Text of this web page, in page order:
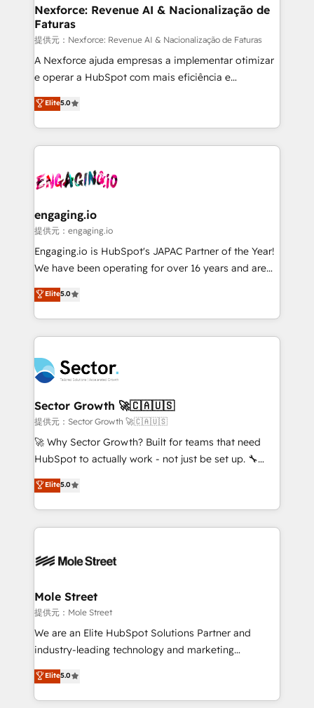
Station, Freshdesk, Intercom, and more. Custom
objects, automations, and integrations built for
growth. 🚀 AI-Driven GTM Orchestration Unify
HubSpot with LinkedIn, WhatsApp, email, paid
media, and AI voice to drive pipeline. 🤖 AI Custom
prospecting, follow-ups, service triage, and
knowledge retrieval—built in HubSpot. ⚡ Fast-Track
advanced optimization & adoption 📍 São Paulo, BR
• Des Moines, IA • New York, NY
Nexforce: Revenue AI & Nacionalização de
Faturas
提供元：Nexforce: Revenue AI & Nacionalização de Faturas
A Nexforce ajuda empresas a implementar otimizar
e operar a HubSpot com mais eficiência e
previsibilidade de receita. Combinamos Revenue
Operations (RevOps) e Inteligência Artificial para
estruturar processos integrar sistemas organizar
dados e automatizar operações. O objetivo é
operacional de receita conectando equipes
Também somos distribuidores oficiais da HubSpot
e de mais de 150 softwares globais permitindo
contratar e pagar a HubSpot em reais com nota
fiscal no Brasil e gerar economia de até 50% na
Oferecemos ainda agentes de IA especializados em
HubSpot que automatizam tarefas executam rotinas
empresas em 13 países utilizam a Nexforce. Somos
a maior parceira da HubSpot na América Latina e
líder no ranking global de sucesso do cliente da
HubSpot.
Elite5.0
engaging.io
提供元：engaging.io
Engaging.io is HubSpot's JAPAC Partner of the Year!
We have been operating for over 16 years and are
one of HubSpot's most experienced and technically
capable Agency Partners globally. We specialise in
complex CRM migrations, implementations,
integrations, custom CMS portal development,
businesses. Our teams are based in North America
and APAC. We are HubSpot's top-ranked Advanced
Implementation Certified Partner and we contribute
to their advisory council. We strive to do 'good work
with good people' and have worked with incredible
brands. You can see some of them on our website,
Elite5.0
Sector Growth 🚀🇨🇦🇺🇸
提供元：Sector Growth 🚀🇨🇦🇺🇸
🚀 Why Sector Growth? Built for teams that need
HubSpot to actually work - not just be set up. 🔧
HubSpot Experts: Onboarding, migrations,
automation, and training built for adoption. ⚡ Highly
Technical Execution: ERP, EMR and Custom
Integrations; complex builds delivered in weeks, not
workflows; automation agents; process optimization
Healthcare: HIPAA implementations; secure data
workflows 💼 Financial Services: compliant
workflows; audit-ready reporting ⚖️ Legal: client
intake; pipeline and document workflows 🛒 E-
revenue automation 🏢 Real Estate: deal pipelines;
portfolio and lifecycle management 🏭
Elite5.0
Mole Street
提供元：Mole Street
We are an Elite HubSpot Solutions Partner and
industry-leading technology and marketing
consultancy. Our focus is on enterprise and mid-
market B2B companies globally that want a strategic
approach to execute their goals through creative
Elite5.0